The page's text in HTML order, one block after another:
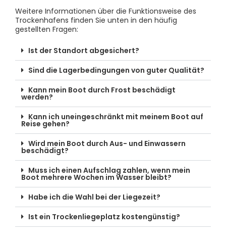
Weitere Informationen über die Funktionsweise des
Trockenhafens finden Sie unten in den häufig
gestellten Fragen:
Ist der Standort abgesichert?
Sind die Lagerbedingungen von guter Qualität?
Kann mein Boot durch Frost beschädigt
werden?
Kann ich uneingeschränkt mit meinem Boot auf
Reise gehen?
Wird mein Boot durch Aus- und Einwassern
beschädigt?
Muss ich einen Aufschlag zahlen, wenn mein
Boot mehrere Wochen im Wasser bleibt?
Habe ich die Wahl bei der Liegezeit?
Ist ein Trockenliegeplatz kostengünstig?